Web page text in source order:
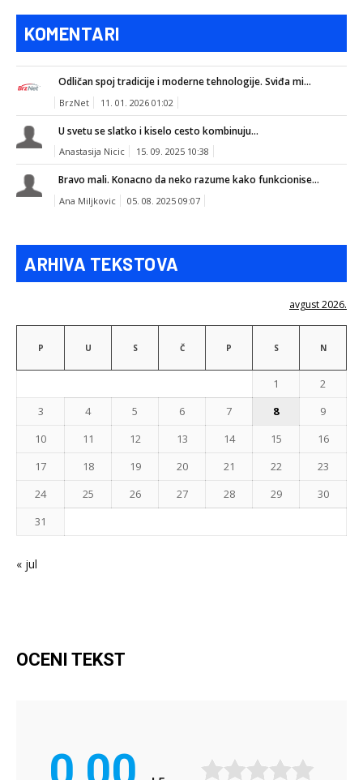
KOMENTARI
Odličan spoj tradicije i moderne tehnologije. Sviđa mi...
BrzNet 11. 01. 2026 01:02
U svetu se slatko i kiselo cesto kombinuju...
Anastasija Nicic 15. 09. 2025 10:38
Bravo mali. Konacno da neko razume kako funkcionise...
Ana Miljkovic 05. 08. 2025 09:07
ARHIVA TEKSTOVA
avgust 2026.
P U S Č P S N
1
2
3
4 5 6 7 8
9
10
11 12 13 14 15
16
17
18 19 20 21 22
23
24
25 26 27 28 29
30
31
« jul
OCENI TEKST